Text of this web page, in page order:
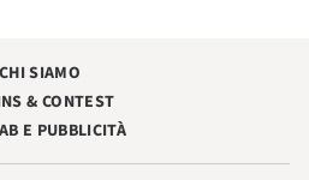
CHI SIAMO
& CONTEST
E PUBBLICITÀ